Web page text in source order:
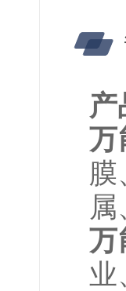
产
万
万
业